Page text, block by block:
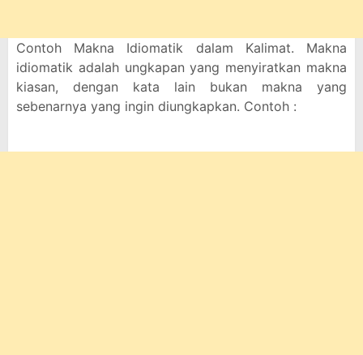
Contoh Makna Idiomatik dalam Kalimat. Makna
idiomatik adalah ungkapan yang menyiratkan makna
kiasan, dengan kata lain bukan makna yang
sebenarnya yang ingin diungkapkan. Contoh :